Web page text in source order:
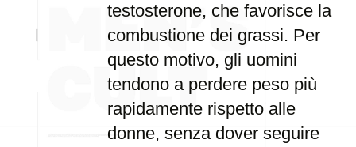
testosterone, che favorisce la
combustione dei grassi. Per
questo motivo, gli uomini
tendono a perdere peso più
rapidamente rispetto alle
donne, senza dover seguire